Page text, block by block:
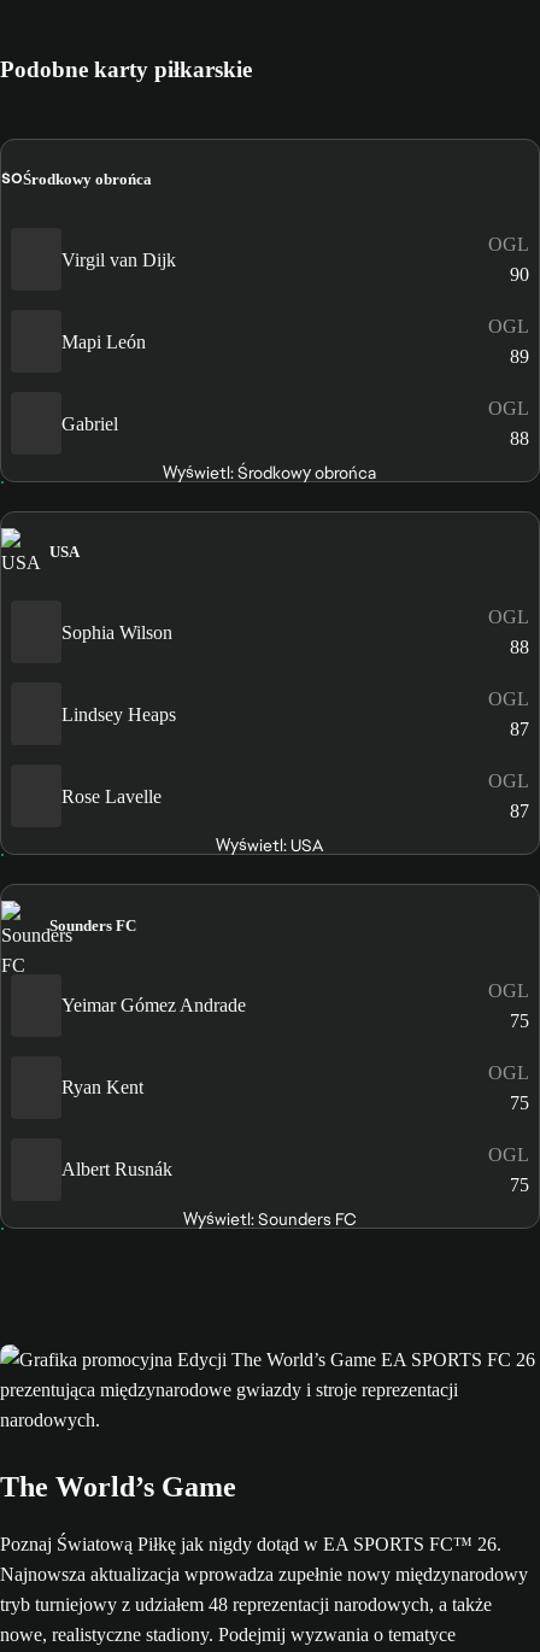
Podobne karty piłkarskie
ŚOŚrodkowy obrońca
Virgil van Dijk
OGL
90
Mapi León
OGL
89
Gabriel
OGL
88
Wyświetl: Środkowy obrońca
USA
Sophia Wilson
OGL
88
Lindsey Heaps
OGL
87
Rose Lavelle
OGL
87
Wyświetl: USA
Sounders FC
Yeimar Gómez Andrade
OGL
75
Ryan Kent
OGL
75
Albert Rusnák
OGL
75
Wyświetl: Sounders FC
The World’s Game
Poznaj Światową Piłkę jak nigdy dotąd w EA SPORTS FC™ 26.
Najnowsza aktualizacja wprowadza zupełnie nowy międzynarodowy
tryb turniejowy z udziałem 48 reprezentacji narodowych, a także
nowe, realistyczne stadiony. Podejmij wyzwania o tematyce